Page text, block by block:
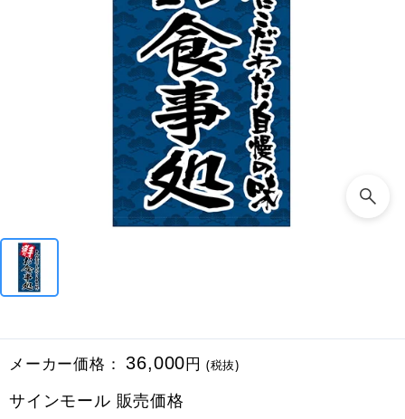
メーカー価格：36,000円 (税抜)
サインモール 販売価格